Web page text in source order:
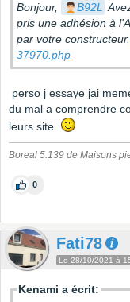
Bonjour,
B92L
pris une adhésion à
par votre constructeur.
37970.php
perso j essaye jai
du mal a comprendre
leurs site
Boreal 5.139 de Maisons
0
Fati78
Le 28/10/2021 à
Kenami a écrit: